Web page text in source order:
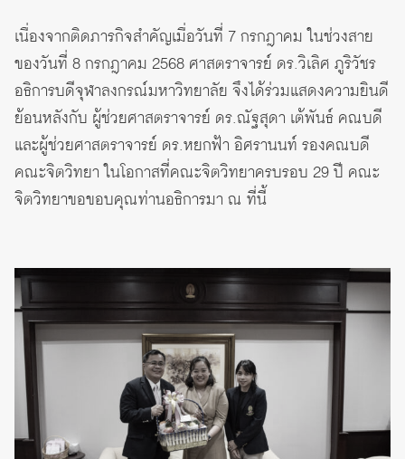
เนื่องจากติดภารกิจสำคัญเมื่อวันที่ 7 กรกฎาคม ในช่วงสาย
ของวันที่ 8 กรกฎาคม 2568 ศาสตราจารย์ ดร.วิเลิศ ภูริวัชร
อธิการบดีจุฬาลงกรณ์มหาวิทยาลัย จึงได้ร่วมแสดงความยินดี
ย้อนหลังกับ ผู้ช่วยศาสตราจารย์ ดร.ณัฐสุดา เต้พันธ์ คณบดี
และผู้ช่วยศาสตราจารย์ ดร.หยกฟ้า อิศรานนท์ รองคณบดี
คณะจิตวิทยา ในโอกาสที่คณะจิตวิทยาครบรอบ 29 ปี คณะ
จิตวิทยาขอขอบคุณท่านอธิการมา ณ ที่นี้